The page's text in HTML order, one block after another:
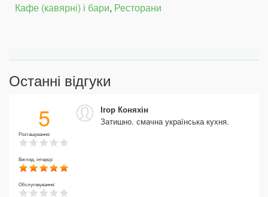
Кафе (кавярні) і бари, Ресторани
Останні відгуки
5
Розташування:
Вигляд, інтерєр:
Обслуговування:
Ігор Коняхін
Затишно. смачна українська кухня.